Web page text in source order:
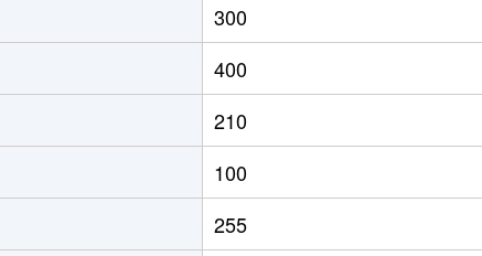
300
400
210
100
255